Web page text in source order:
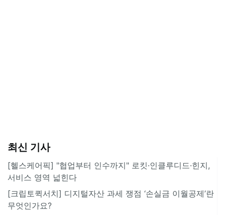
최신 기사
[헬스케어픽] "협업부터 인수까지" 로킷·인클루디드·힌지,
서비스 영역 넓힌다
[크립토퀵서치] 디지털자산 과세 쟁점 ‘손실금 이월공제’란
무엇인가요?